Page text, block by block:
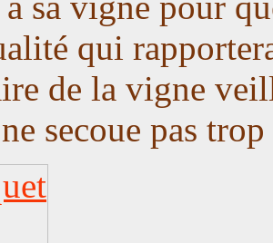
qui
de la vigne
secoue pas trop